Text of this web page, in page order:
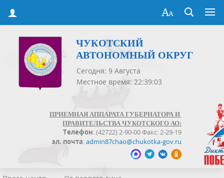
ЧУКОТСКИЙ
АВТОНОМНЫЙ ОКРУГ
Сегодня: 9 Августа
Местное время: 22:39:03
ПРИЕМНАЯ АППАРАТА ГУБЕРНАТОРА И
ПРАВИТЕЛЬСТВА ЧУКОТСКОГО АО:
Телефон: (42722) 2-90-00 Факс: 2-29-19
эл. почта:admin87chao@chukotka-gov.ru